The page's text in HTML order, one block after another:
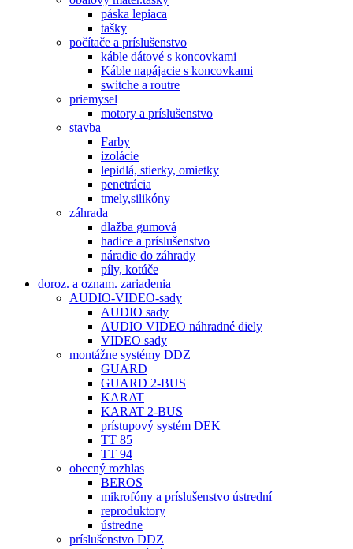
páska lepiaca
tašky
počítače a príslušenstvo
káble dátové s koncovkami
Káble napájacie s koncovkami
switche a routre
priemysel
motory a príslušenstvo
stavba
Farby
izolácie
lepidlá, stierky, omietky
penetrácia
tmely,silikóny
záhrada
dlažba gumová
hadice a príslušenstvo
náradie do záhrady
píly, kotúče
doroz. a oznam. zariadenia
AUDIO-VIDEO-sady
AUDIO sady
AUDIO VIDEO náhradné diely
VIDEO sady
montážne systémy DDZ
GUARD
GUARD 2-BUS
KARAT
KARAT 2-BUS
prístupový systém DEK
TT 85
TT 94
obecný rozhlas
BEROS
mikrofóny a príslušenstvo ústrední
reproduktory
ústredne
príslušenstvo DDZ